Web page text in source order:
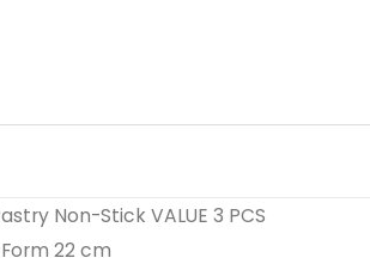
Non-Stick VALUE 3 PCS
22 cm